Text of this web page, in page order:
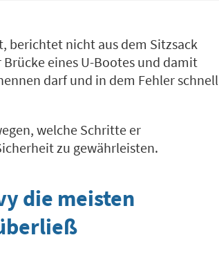
berichtet nicht aus dem Sitzsack
eines U-Bootes und damit
darf und in dem Fehler schnell
welche Schritte er
zu gewährleisten.
die meisten